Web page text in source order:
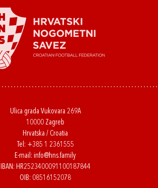
Ulica grada Vukovara 269A
10000 Zagreb
Hrvatska / Croatia
Tel: +385 1 2361555
E-mail: info@hns.family
IBAN: HR2523400091100187844
OIB: 08516152078